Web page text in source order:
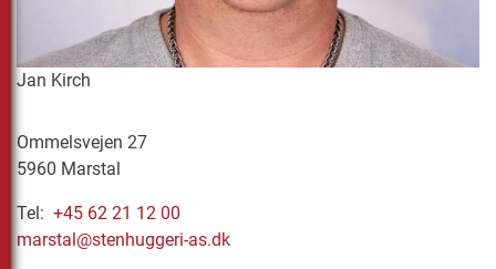
Jan Kirch
Ommelsvejen 27
5960 Marstal
Tel: +45 62 21 12 00
marstal@stenhuggeri-as.dk